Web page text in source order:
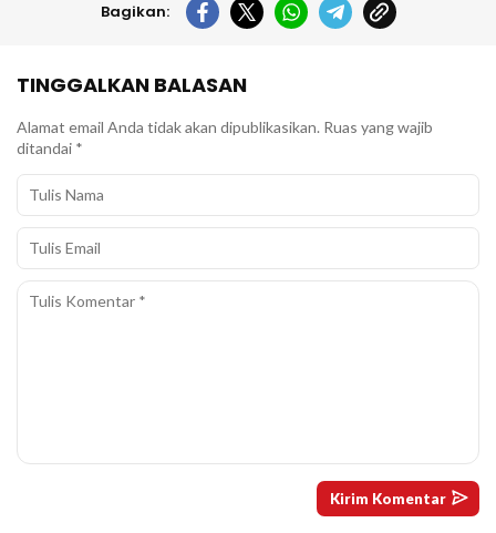
Bagikan:
TINGGALKAN BALASAN
Alamat email Anda tidak akan dipublikasikan. Ruas yang wajib
ditandai *